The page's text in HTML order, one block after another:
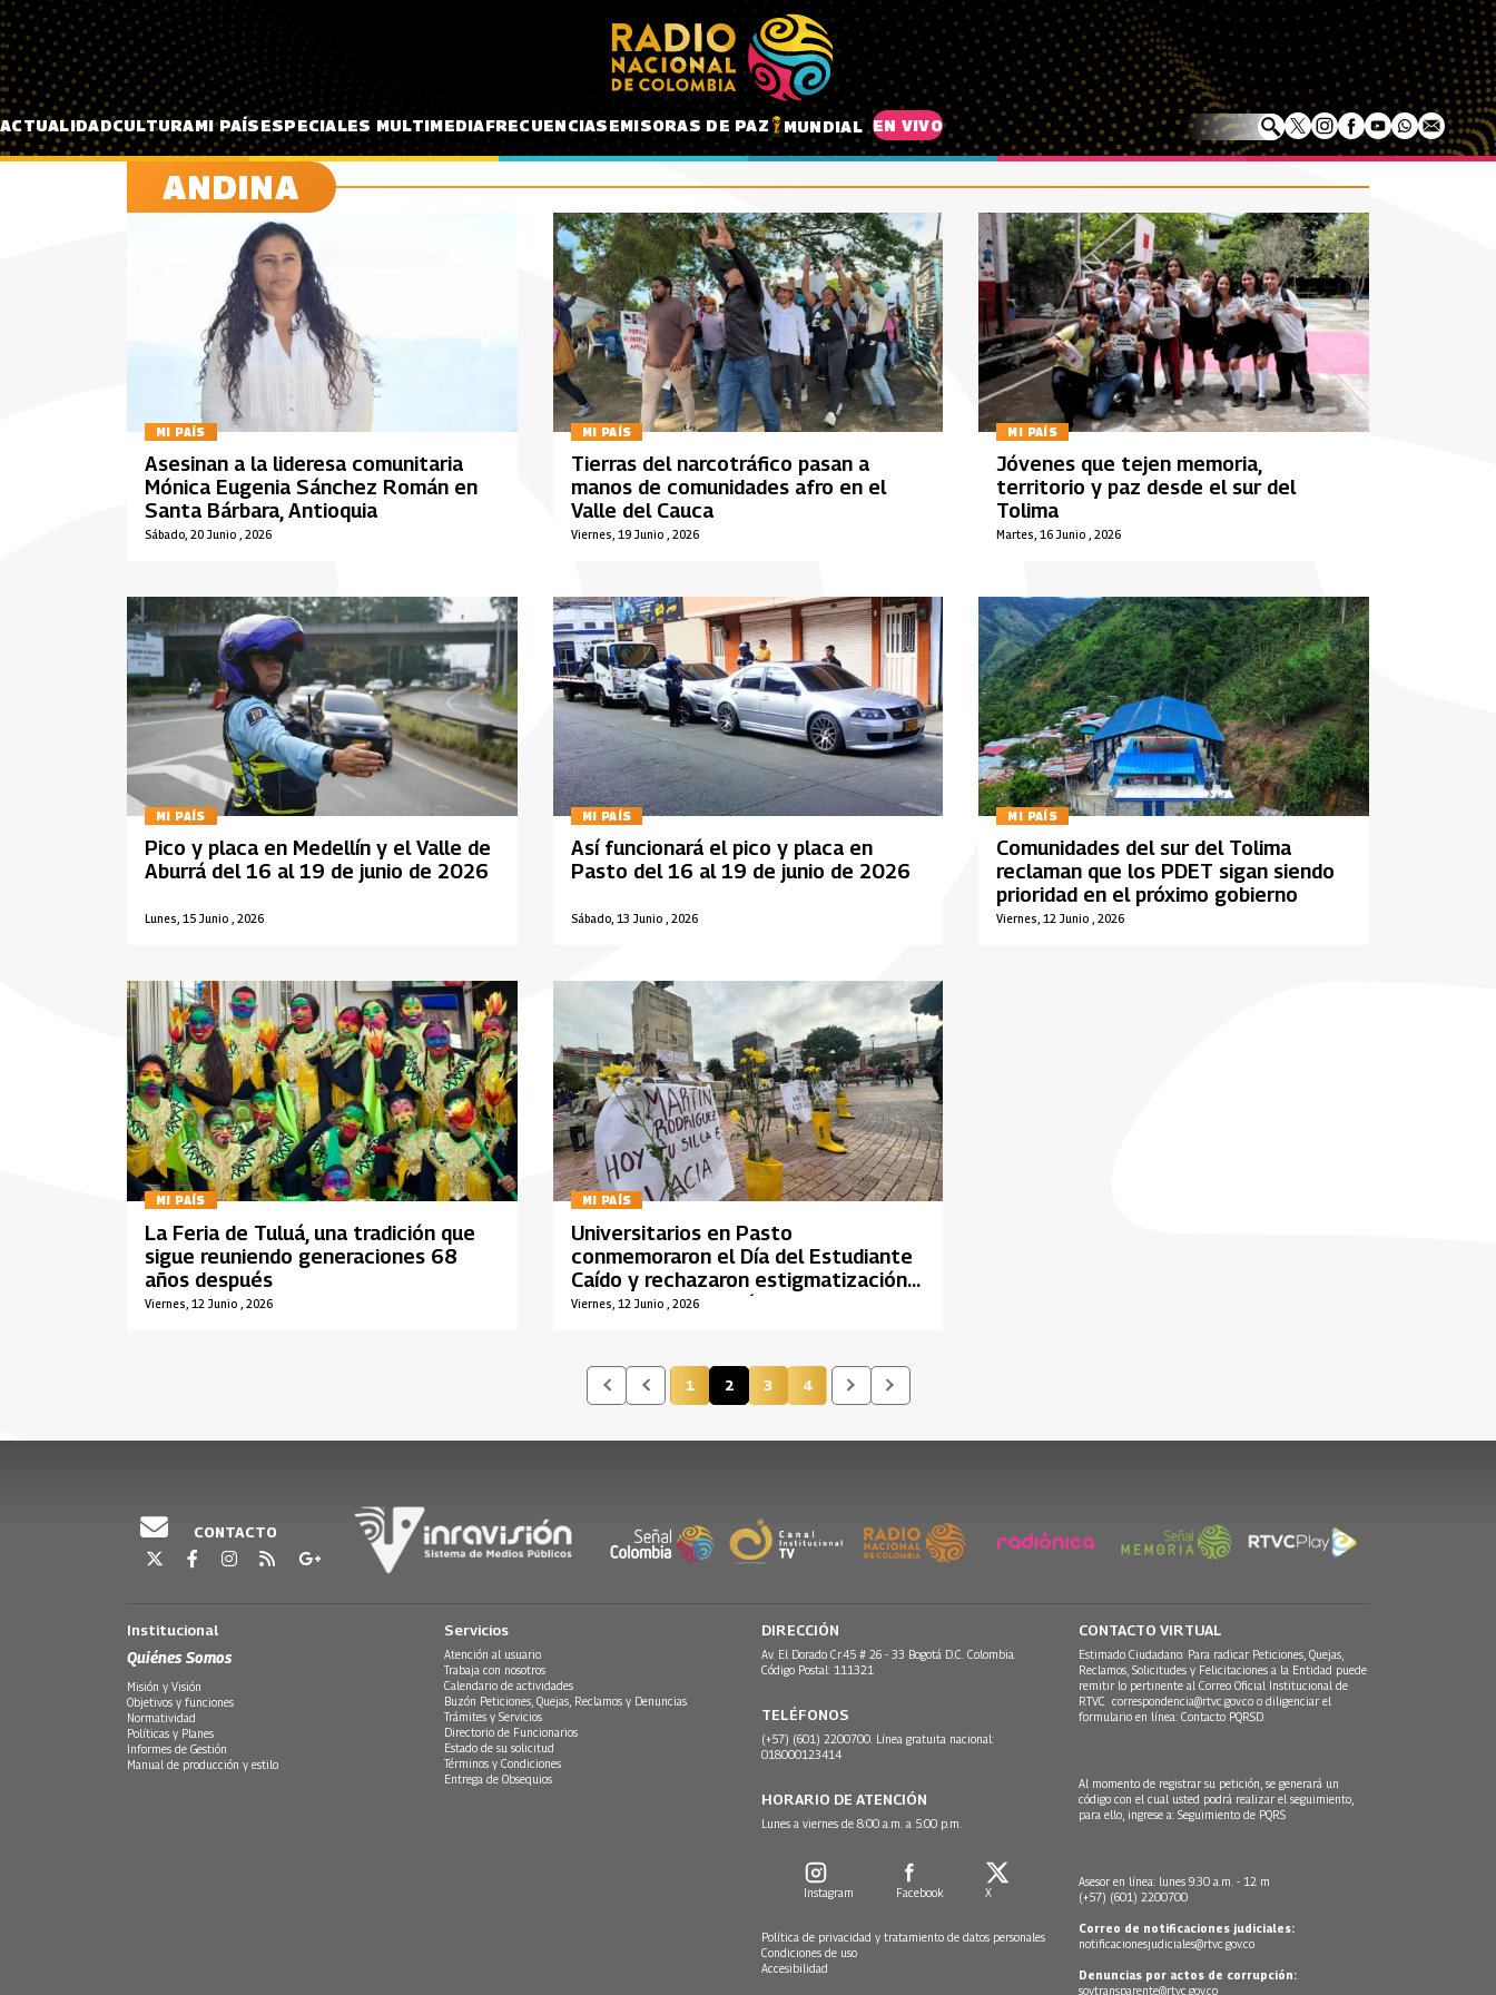
Pasar al contenido principal
ACTUALIDADCULTURAMI PAÍSESPECIALES MULTIMEDIAFRECUENCIASEMISORAS DE PAZ MUNDIAL EN VIVO
ANDINA
MI PAÍS
Sábado, 20 Junio , 2026
Asesinan a la lideresa comunitaria
Mónica Eugenia Sánchez Román en
Santa Bárbara, Antioquia
MI PAÍS
Viernes, 19 Junio , 2026
Tierras del narcotráfico pasan a
manos de comunidades afro en el
Valle del Cauca
MI PAÍS
Martes, 16 Junio , 2026
Jóvenes que tejen memoria,
territorio y paz desde el sur del
Tolima
MI PAÍS
Lunes, 15 Junio , 2026
Pico y placa en Medellín y el Valle de
Aburrá del 16 al 19 de junio de 2026
MI PAÍS
Sábado, 13 Junio , 2026
Así funcionará el pico y placa en
Pasto del 16 al 19 de junio de 2026
MI PAÍS
Viernes, 12 Junio , 2026
Comunidades del sur del Tolima
reclaman que los PDET sigan siendo
prioridad en el próximo gobierno
MI PAÍS
Viernes, 12 Junio , 2026
La Feria de Tuluá, una tradición que
sigue reuniendo generaciones 68
años después
MI PAÍS
Viernes, 12 Junio , 2026
Universitarios en Pasto
conmemoraron el Día del Estudiante
Caído y rechazaron estigmatización
de la universidad pública
Página
1 Página actual
2 Página
3 Página
4
CONTACTO
Institucional
Quiénes Somos
Misión y Visión
Objetivos y funciones
Normatividad
Políticas y Planes
Informes de Gestión
Manual de producción y estilo
Servicios
Atención al usuario
Trabaja con nosotros
Calendario de actividades
Buzón Peticiones, Quejas, Reclamos y Denuncias
Trámites y Servicios
Directorio de Funcionarios
Estado de su solicitud
Términos y Condiciones
Entrega de Obsequios
DIRECCIÓN
Av. El Dorado Cr.45 # 26 - 33 Bogotá D.C. Colombia.
Código Postal: 111321
TELÉFONOS
(+57) (601) 2200700. Línea gratuita nacional:
018000123414
HORARIO DE ATENCIÓN
Lunes a viernes de 8:00 a.m. a 5:00 p.m.
Instagram Facebook X
Política de privacidad y tratamiento de datos personales
Condiciones de uso
Accesibilidad
CONTACTO VIRTUAL
Estimado Ciudadano: Para radicar Peticiones, Quejas,
Reclamos, Solicitudes y Felicitaciones a la Entidad puede
remitir lo pertinente al Correo Oficial Institucional de
RTVC correspondencia@rtvc.gov.co o diligenciar el
formulario en línea: Contacto PQRSD.
Al momento de registrar su petición, se generará un
código con el cual usted podrá realizar el seguimiento,
para ello, ingrese a: Seguimiento de PQRS
Asesor en línea: lunes 9:30 a.m. - 12 m
(+57) (601) 2200700
Correo de notificaciones judiciales:
notificacionesjudiciales@rtvc.gov.co
Denuncias por actos de corrupción:
soytransparente@rtvc.gov.co